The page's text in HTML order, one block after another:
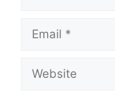
Email
Website